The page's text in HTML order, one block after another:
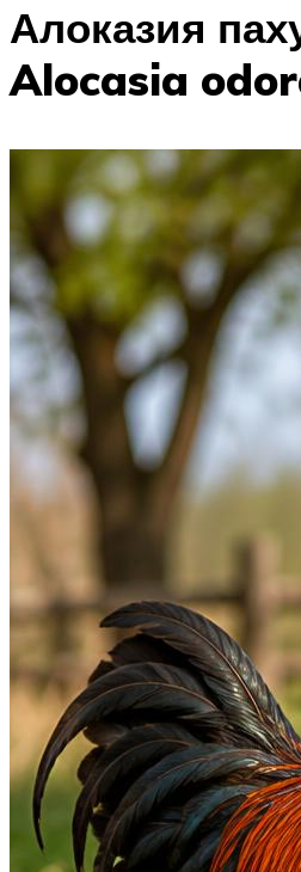
Алоказия
Alocasia